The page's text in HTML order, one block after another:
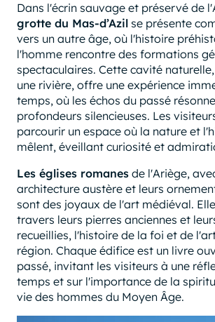
Dans l'écrin sauvage et préservé de
grotte du Mas-d’Azil se présente
vers un autre âge, où l'histoire
l'homme rencontre des formations
spectaculaires. Cette cavité
une rivière, offre une expérience
temps, où les échos du passé
profondeurs silencieuses. Les
parcourir un espace où la nature et
mêlent, éveillant curiosité et
Les églises romanes de l'Ariège,
architecture austère et leurs
sont des joyaux de l'art médiéval.
travers leurs pierres anciennes et
recueillies, l'histoire de la foi et de
région. Chaque édifice est un livre
passé, invitant les visiteurs à une
temps et sur l'importance de la
vie des hommes du Moyen Âge.